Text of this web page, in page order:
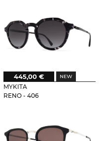
MYKITA
RENO - 406
445,00 €